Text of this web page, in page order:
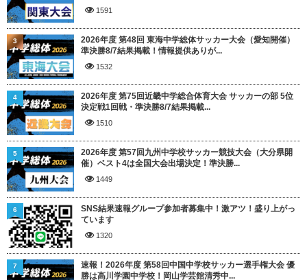
1591
2026年度 第48回 東海中学総体サッカー大会（愛知開催）
準決勝8/7結果掲載！情報提供ありが...
1532
3
2026年度 第75回近畿中学総合体育大会 サッカーの部 5位
決定戦1回戦・準決勝8/7結果掲載...
1510
4
2026年度 第57回九州中学校サッカー競技大会（大分県開
催）ベスト4は全国大会出場決定！準決勝...
1449
5
SNS結果速報グループ参加者募集中！激アツ！盛り上がっ
ています
1320
6
速報！2026年度 第58回中国中学校サッカー選手権大会 優
勝は高川学園中学校！岡山学芸館清秀中...
7